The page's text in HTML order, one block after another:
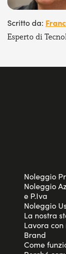
Scritto da:
Esperto di
Noleggio
Noleggio
e P.Iva
Noleggio
La nostra
Lavora con
Brand
Come